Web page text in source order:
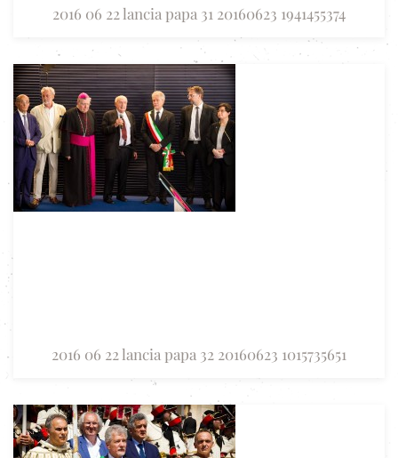
2016 06 22 lancia papa 31 20160623 1941455374
2016 06 22 lancia papa 32 20160623 1015735651